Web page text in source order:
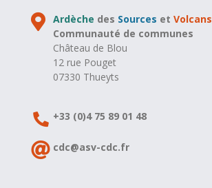
Ardèche des Sources etVolcans
Communauté de communes
Château de Blou
12 rue Pouget
07330 Thueyts
+33 (0)4 75 89 01 48
cdc@asv-cdc.fr